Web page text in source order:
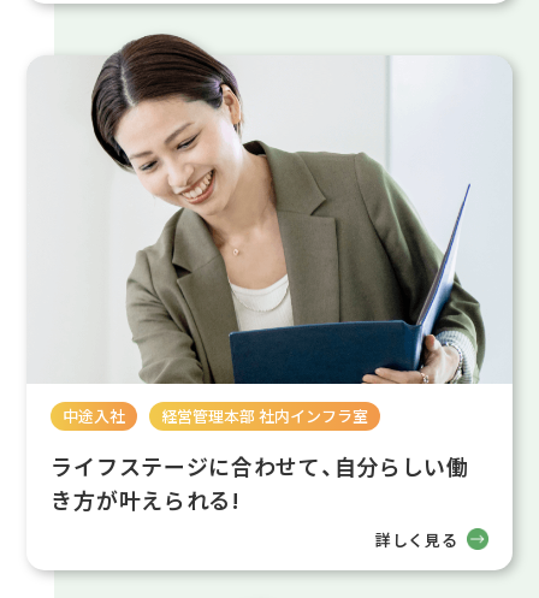
中途入社 経営管理本部 社内インフラ室
ライフステージに合わせて、自分らしい働
き方が叶えられる!
詳しく見る